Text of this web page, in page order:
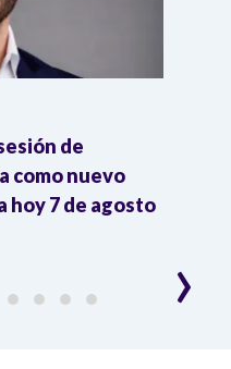
de
como nuevo
hoy 7 de agosto
›